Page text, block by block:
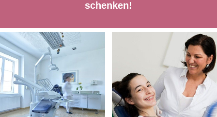
schenken!